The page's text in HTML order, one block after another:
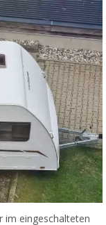
im eingeschalteten